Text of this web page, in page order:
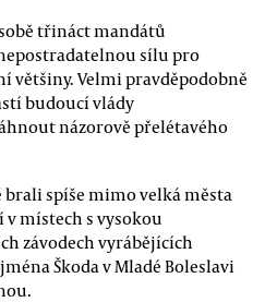
třináct mandátů
sílu pro
většiny. Velmi pravděpodobně
budoucí vlády
názorově přelétavého
spíše mimo velká města
místech s vysokou
závodech vyrábějících
Škoda v Mladé Boleslavi